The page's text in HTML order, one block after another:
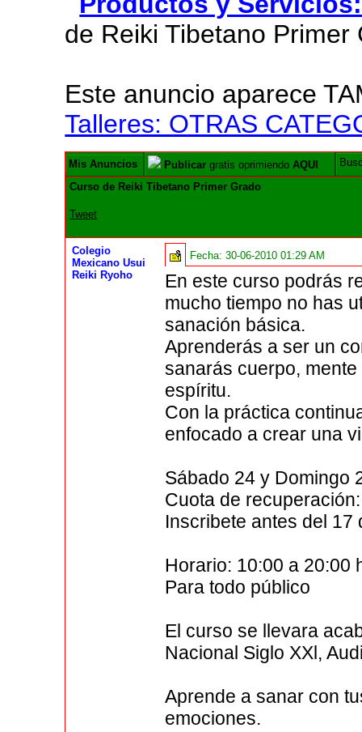
de Reiki Tibetano Primer
Este anuncio aparece
Talleres: OTRAS
Mis Anuncios Publicar gratis oprimiendoAQUI
Curso de Reiki Tibetano Primer Grado
Tweet
Colegio
Mexicano Usui
Reiki Ryoho
Fecha:30-06-2010 01:29 AM
En este curso podrás
mucho tiempo no has
sanación básica.
Aprenderás a ser un
sanarás cuerpo,
espíritu.
Con la práctica
enfocado a crear una
Sábado 24 y Domingo
Cuota de
Inscribete antes del 17
Horario: 10:00 a 20:00
Para todo público
El curso se llevara
Nacional Siglo XXl,
Aprende a sanar con
emociones.